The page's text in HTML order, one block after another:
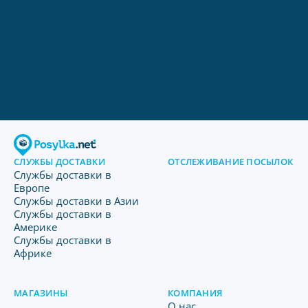
СЛУЖБЫ ДОСТАВКИ
Службы доставки в
Европе
Службы доставки в Азии
Службы доставки в
Америке
Службы доставки в
Африке
ОТСЛЕЖИВАНИЕ ПОСЫЛОК
МАГАЗИНЫ КОМПАНИЯ